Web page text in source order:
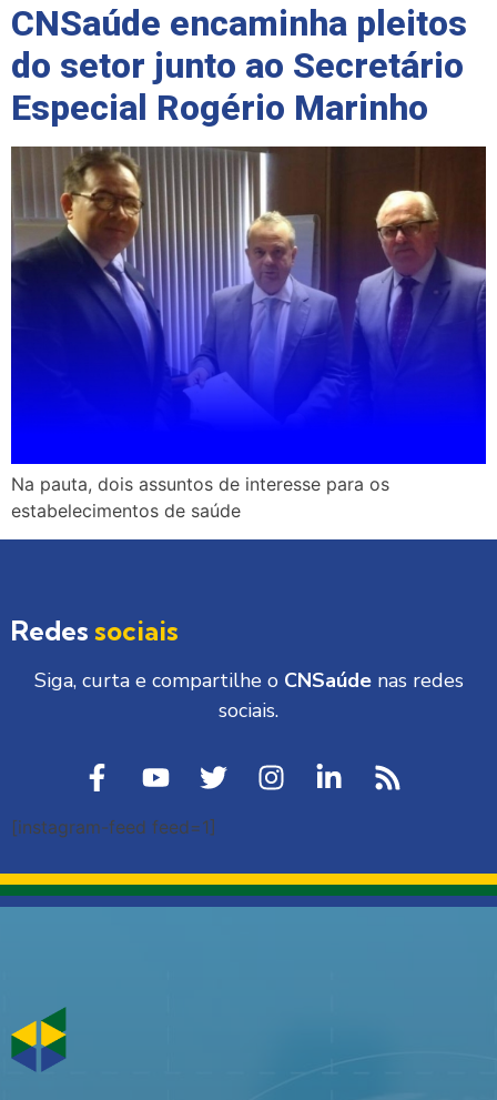
CNSaúde encaminha pleitos
do setor junto ao Secretário
Especial Rogério Marinho
Na pauta, dois assuntos de interesse para os
estabelecimentos de saúde
Redes sociais
Siga, curta e compartilhe o CNSaúdenas redes
sociais.
[instagram-feed feed=1]